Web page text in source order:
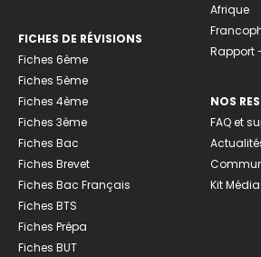
FICHES DE RÉVISIONS
Fiches 6ème
Fiches 5ème
Fiches 4ème
Fiches 3ème
Fiches Bac
Fiches Brevet
Fiches Bac Français
Fiches BTS
Fiches Prépa
Fiches BUT
Afrique
Rapport
NOS
FAQ et
Kit Média